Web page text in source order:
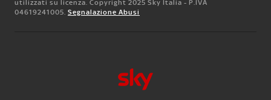
utilizzati su licenza. Copyright 2025 Sky Italia - P.IVA
04619241005. Segnalazione Abusi